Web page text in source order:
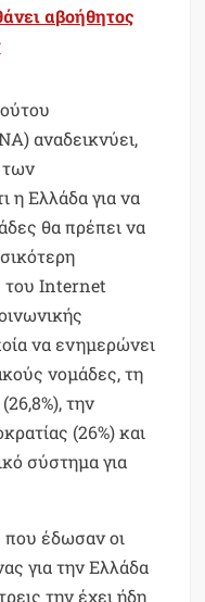
αβοήθητος
αναδεικνύει,
των
η Ελλάδα για να
θα πρέπει να
του Internet
να ενημερώνει
νομάδες, τη
την
(26%) και
σύστημα για
που έδωσαν οι
για την Ελλάδα
την έχει ήδη